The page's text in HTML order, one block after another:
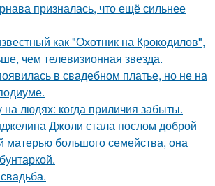
призналась, что ещё сильнее
как "Охотник на Крокодилов",
чем телевизионная звезда.
в свадебном платье, но не на
людях: когда приличия забыты.
Джоли стала послом доброй
матерью большого семейства, она